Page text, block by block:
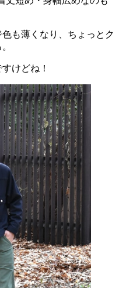
も薄くなり、ちょっとク
けどね！